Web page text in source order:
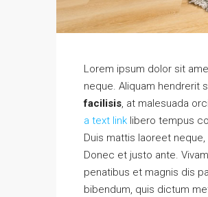
Lorem ipsum dolor sit
neque. Aliquam hendrerit
facilisis, at malesuada
a text link libero tempus
Duis mattis laoreet
Donec et justo ante.
penatibus et magnis dis
bibendum, quis dictum